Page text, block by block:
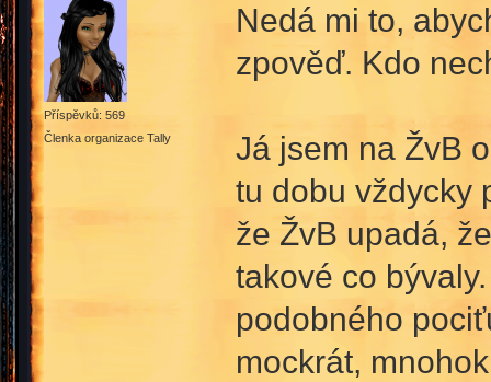
Příspěvků: 569
Členka organizace Tally
Nedá mi to,
zpověď. Kdo
Já jsem na ŽvB
tu dobu vždycky
že ŽvB upadá,
takové co
podobného
mockrát,